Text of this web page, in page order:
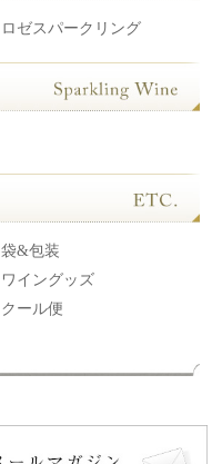
ロゼスパークリング
袋&包装
ワイングッズ
クール便